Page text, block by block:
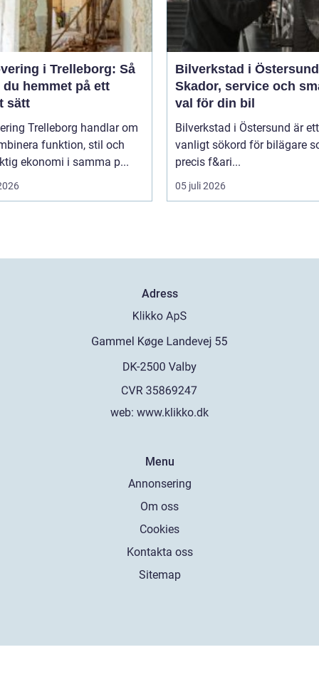
i Trelleborg: Så
hemmet på ett
sätt
Trelleborg handlar om
funktion, stil och
ekonomi i samma p...
Bilverkstad i
Skador, service och
val för din bil
Bilverkstad i Östersund är ett
vanligt sökord för bilägare
precis f&ari...
05 juli 2026
Adress
web: www.klikko.dk
Menu
Annonsering
Om oss
Cookies
Kontakta oss
Sitemap